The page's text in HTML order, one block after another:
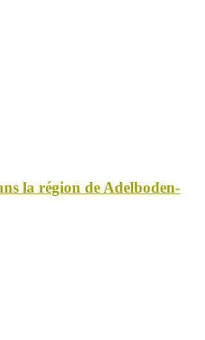
la région de Adelboden-